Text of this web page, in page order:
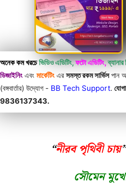
অনেক কম খরচে ভিডিও এডিটিং,ফটো এডিটিং,
ডিজাইনিং এবং মার্কেটিং এর সমস্ত রকম সার্ভিসপান
(বঙ্গবার্তার) উদ্যোগ - BB Tech Support.
9836137343.
“নীরব পৃথিবী চায়
সৌমেন